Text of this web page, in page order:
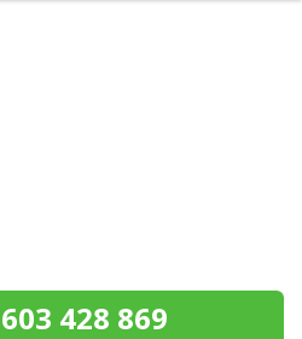
428 869